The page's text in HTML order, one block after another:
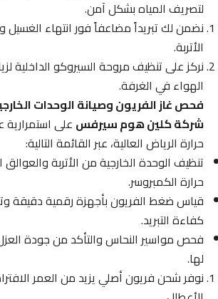
لتصريف المياه بشكل آمن.
نضمن لك تبريداً مضاعفاً فور انتهاء الغسيل
الأتربة.
نركز على تنظيف مروحة السيروكو الداخلية
الهواء في الغرفة.
فحص غاز الفريون وصيانة الوحدات الخارجية
شركة كلين هوم سيرفسعلى استمرارية
حرارة الرياض العالية، عبر القائمة التالية:
تنظيف الوحدة الخارجية من الأتربة والعوالق
حرارة الكمبروسر.
قياس ضغط الفريون بأجهزة رقمية دقيقة
كفاءة التبريد.
فحص مواسير النحاس والتأكد من جودة العزل
لها.
نوفر شحن فريون أصلي يزيد من العمر